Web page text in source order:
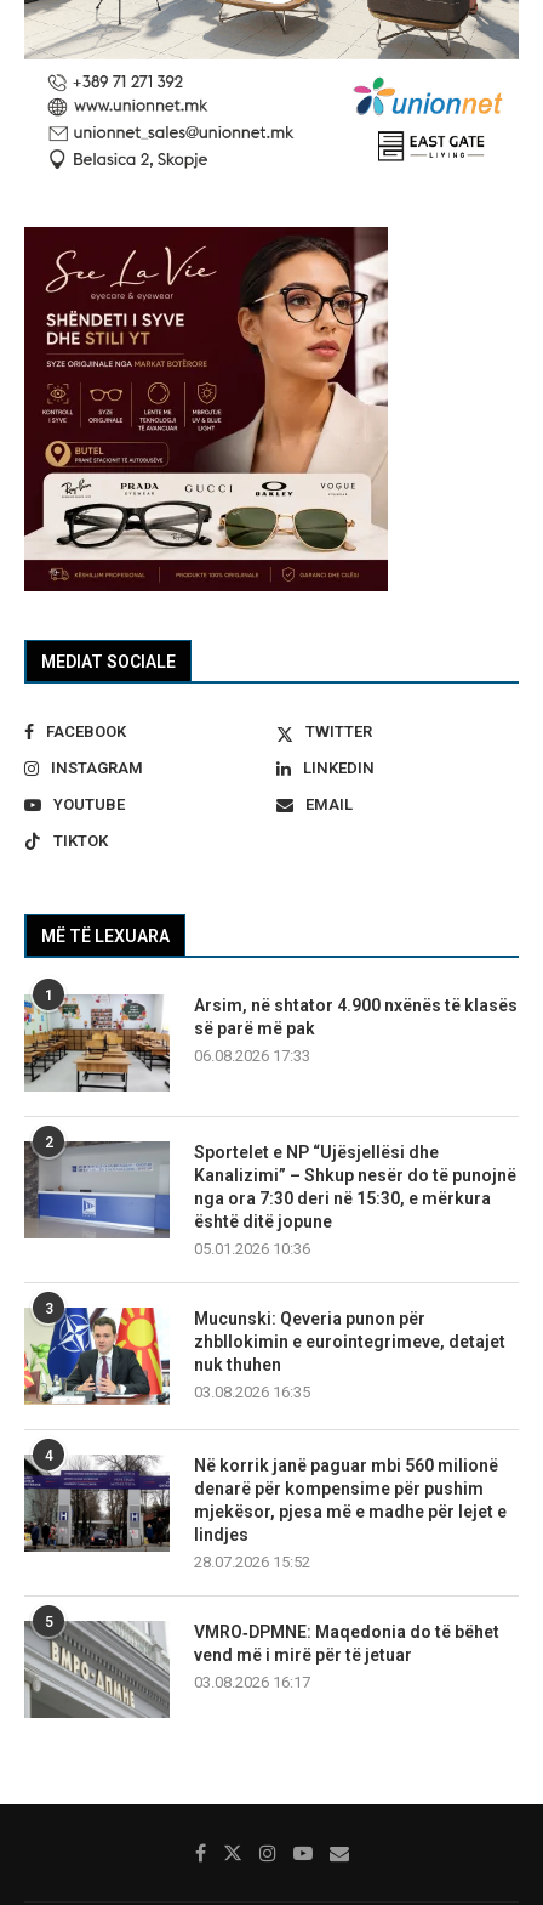
MEDIAT SOCIALE
FACEBOOK
TWITTER
INSTAGRAM
LINKEDIN
YOUTUBE
EMAIL
TIKTOK
MË TË LEXUARA
1
Arsim, në shtator 4.900 nxënës të klasës
së parë më pak
06.08.2026 17:33
2
Sportelet e NP “Ujësjellësi dhe
Kanalizimi” – Shkup nesër do të punojnë
nga ora 7:30 deri në 15:30, e mërkura
është ditë jopune
05.01.2026 10:36
3
Mucunski: Qeveria punon për
zhbllokimin e eurointegrimeve, detajet
nuk thuhen
03.08.2026 16:35
4
Në korrik janë paguar mbi 560 milionë
denarë për kompensime për pushim
mjekësor, pjesa më e madhe për lejet e
lindjes
28.07.2026 15:52
5
VMRO‑DPMNE: Maqedonia do të bëhet
vend më i mirë për të jetuar
03.08.2026 16:17